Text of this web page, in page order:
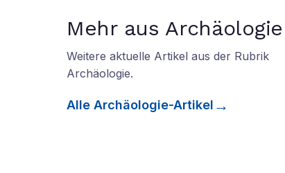
Mehr aus Archäologie
Weitere aktuelle Artikel aus der Rubrik
Archäologie.
Alle Archäologie-Artikel